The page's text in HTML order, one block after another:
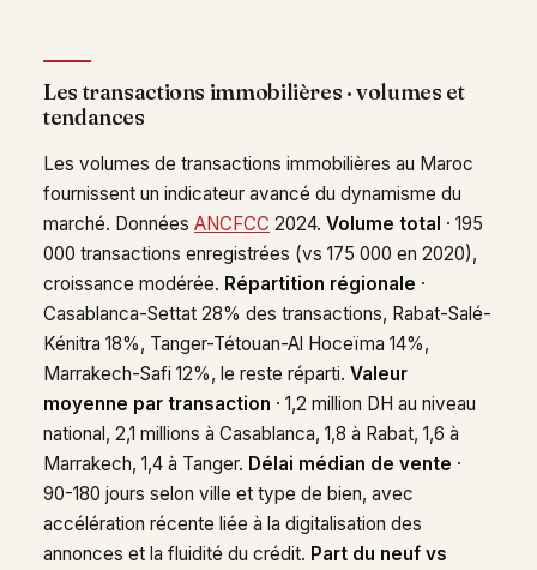
Les transactions immobilières · volumes et
tendances
Les volumes de transactions immobilières au Maroc
fournissent un indicateur avancé du dynamisme du
marché. Données ANCFCC 2024. Volume total · 195
000 transactions enregistrées (vs 175 000 en 2020),
croissance modérée. Répartition régionale ·
Casablanca-Settat 28% des transactions, Rabat-Salé-
Kénitra 18%, Tanger-Tétouan-Al Hoceïma 14%,
Marrakech-Safi 12%, le reste réparti. Valeur
moyenne par transaction · 1,2 million DH au niveau
national, 2,1 millions à Casablanca, 1,8 à Rabat, 1,6 à
Marrakech, 1,4 à Tanger. Délai médian de vente ·
90-180 jours selon ville et type de bien, avec
accélération récente liée à la digitalisation des
annonces et la fluidité du crédit. Part du neuf vs